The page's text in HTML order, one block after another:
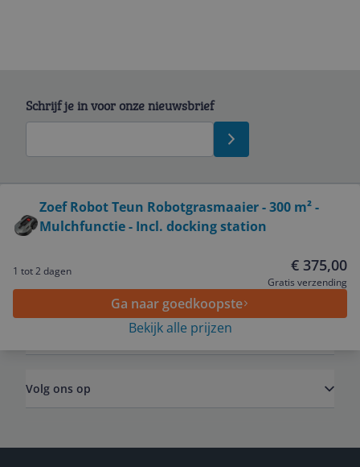
Zoef Robot Teun Robotgrasmaaier - 300 m² -
Mulchfunctie - Incl. docking station
1 tot 2 dagen € 375,00
Gratis verzending
Ga naar goedkoopste
Bekijk alle prijzen
Schrijf je in voor onze nieuwsbrief
Service
Algemeen
Volg ons op